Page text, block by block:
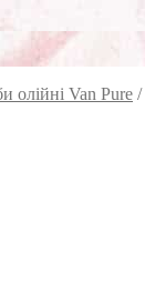
олійні Van Pure /